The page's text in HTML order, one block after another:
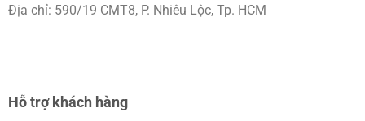
Địa chỉ: 590/19 CMT8, P. Nhiêu Lộc, Tp. HCM
Hỗ trợ khách hàng